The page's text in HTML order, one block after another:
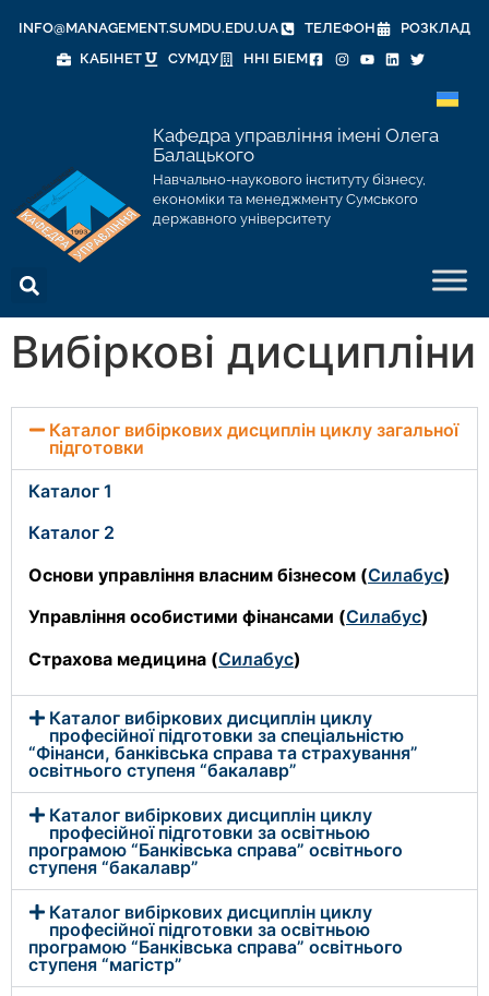
INFO@MANAGEMENT.SUMDU.EDU.UA ТЕЛЕФОН
РОЗКЛАД
КАБІНЕТ
СУМДУ ННІ БІЕМ
Кафедра управління імені Олега
Балацького
Навчально-наукового інституту бізнесу,
економіки та менеджменту Сумського
державного університету
Вибіркові дисципліни
Каталог вибіркових дисциплін циклу загальної
підготовки
Каталог 1
Каталог 2
Основи управління власним бізнесом (Силабус)
Управління особистими фінансами (Силабус)
Страхова медицина (Силабус)
Каталог вибіркових дисциплін циклу
професійної підготовки за спеціальністю
“Фінанси, банківська справа та страхування”
освітнього ступеня “бакалавр”
Каталог вибіркових дисциплін циклу
професійної підготовки за освітньою
програмою “Банківська справа” освітнього
ступеня “бакалавр”
Каталог вибіркових дисциплін циклу
професійної підготовки за освітньою
програмою “Банківська справа” освітнього
ступеня “магістр”